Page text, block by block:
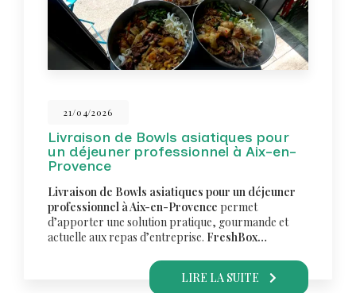
21/04/2026
Livraison de Bowls asiatiques pour
un déjeuner professionnel à Aix-en-
Provence
Livraison de Bowls asiatiques pour un déjeuner
professionnel à Aix-en-Provence permet
d’apporter une solution pratique, gourmande et
actuelle aux repas d’entreprise. FreshBox…
LIRE LA SUITE